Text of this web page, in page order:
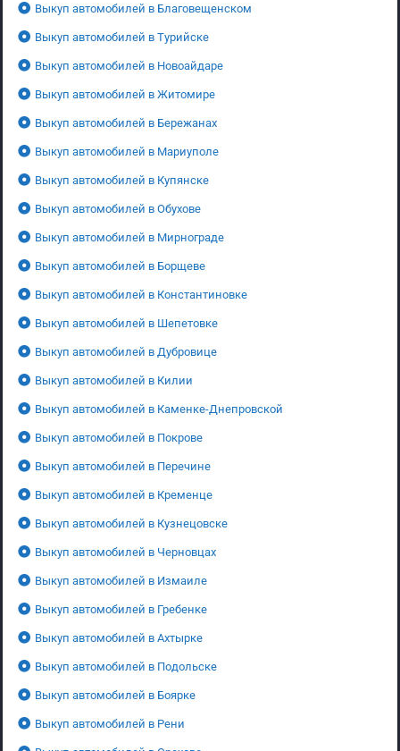
Выкуп автомобилей в Благовещенском
Выкуп автомобилей в Турийске
Выкуп автомобилей в Новоайдаре
Выкуп автомобилей в Житомире
Выкуп автомобилей в Бережанах
Выкуп автомобилей в Мариуполе
Выкуп автомобилей в Купянске
Выкуп автомобилей в Обухове
Выкуп автомобилей в Мирнограде
Выкуп автомобилей в Борщеве
Выкуп автомобилей в Константиновке
Выкуп автомобилей в Шепетовке
Выкуп автомобилей в Дубровице
Выкуп автомобилей в Килии
Выкуп автомобилей в Каменке-Днепровской
Выкуп автомобилей в Покрове
Выкуп автомобилей в Перечине
Выкуп автомобилей в Кременце
Выкуп автомобилей в Кузнецовске
Выкуп автомобилей в Черновцах
Выкуп автомобилей в Измаиле
Выкуп автомобилей в Гребенке
Выкуп автомобилей в Ахтырке
Выкуп автомобилей в Подольске
Выкуп автомобилей в Боярке
Выкуп автомобилей в Рени